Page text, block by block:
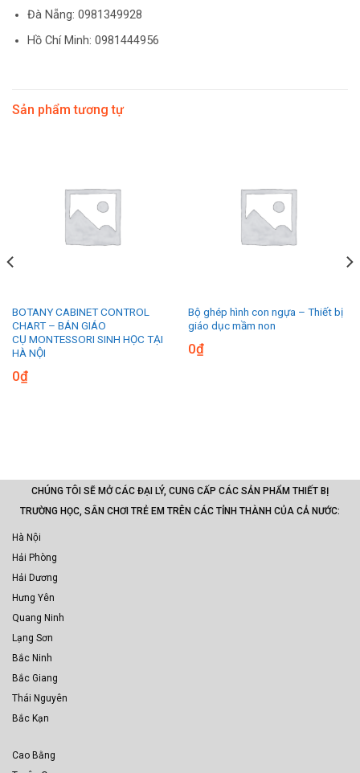
Đà Nẵng: 0981349928
Hồ Chí Minh: 0981444956
Sản phẩm tương tự
BOTANY CABINET CONTROL
CHART – BÁN GIÁO
CỤ MONTESSORI SINH HỌC TẠI
HÀ NỘI
0₫
Bộ ghép hình con ngựa – Thiết bị
giáo dục mầm non
0₫
CHÚNG TÔI SẼ MỞ CÁC ĐẠI LÝ, CUNG CẤP CÁC SẢN PHẨM THIẾT BỊ
TRƯỜNG HỌC, SÂN CHƠI TRẺ EM TRÊN CÁC TỈNH THÀNH CỦA CẢ NƯỚC:
Hà Nội
Hải Phòng
Hải Dương
Hưng Yên
Quang Ninh
Lạng Sơn
Bắc Ninh
Bắc Giang
Thái Nguyên
Bắc Kạn
Cao Bằng